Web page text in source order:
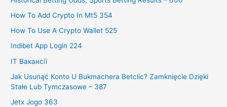
How To Add Crypto In Mt5 354
How To Use A Crypto Wallet 525
Indibet App Login 224
IT Вакансії
Jak Usunąć Konto U Bukmachera Betclic? Zamknięcie Dzięki
Stałe Lub Tymczasowe – 387
Jetx Jogo 363